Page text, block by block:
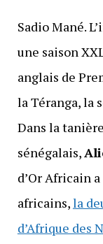
Sadio Mané.
une saison
anglais de
la Téranga, la
Dans la
sénégalais,
d’Or Africain
africains,la
d’Afrique des